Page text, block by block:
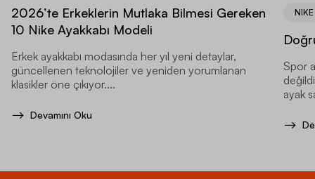
2026’te Erkeklerin Mutlaka Bilmesi Gereken
10 Nike Ayakkabı Modeli
Erkek ayakkabı modasında her yıl yeni detaylar,
güncellenen teknolojiler ve yeniden yorumlanan
klasikler öne çıkıyor....
Devamını Oku
NIKE
Spor
ayak